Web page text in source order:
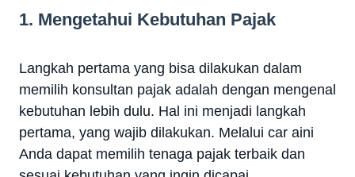
1. Mengetahui Kebutuhan Pajak
Langkah pertama yang bisa dilakukan dalam
memilih konsultan pajak adalah dengan mengenal
kebutuhan lebih dulu. Hal ini menjadi langkah
pertama, yang wajib dilakukan. Melalui car aini
Anda dapat memilih tenaga pajak terbaik dan